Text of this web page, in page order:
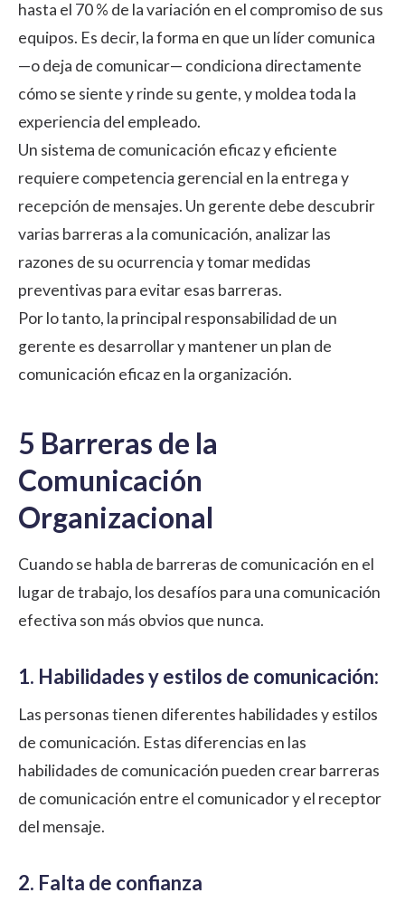
hasta el 70 % de la variación en el compromiso de sus
equipos. Es decir, la forma en que un líder comunica
—o deja de comunicar— condiciona directamente
cómo se siente y rinde su gente, y moldea toda la
experiencia del empleado.
Un sistema de comunicación eficaz y eficiente
requiere competencia gerencial en la entrega y
recepción de mensajes. Un gerente debe descubrir
varias barreras a la comunicación, analizar las
razones de su ocurrencia y tomar medidas
preventivas para evitar esas barreras.
Por lo tanto, la principal responsabilidad de un
gerente es desarrollar y mantener un plan de
comunicación eficaz en la organización.
5 Barreras de la
Comunicación
Organizacional
Cuando se habla de barreras de comunicación en el
lugar de trabajo, los desafíos para una comunicación
efectiva son más obvios que nunca.
1. Habilidades y estilos de comunicación:
Las personas tienen diferentes habilidades y estilos
de comunicación. Estas diferencias en las
habilidades de comunicación pueden crear barreras
de comunicación entre el comunicador y el receptor
del mensaje.
2. Falta de confianza